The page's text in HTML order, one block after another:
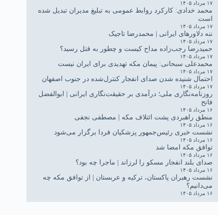
۱۷ مرداد ۱۴۰۵
محمد خدادی: کارکرد روابط عمومی به تبلیغ مدیران تبدیل شده
است
۱۷ مرداد ۱۴۰۵
ننه دلاورهای ایرانی | محمدرضا تاجیک
۱۷ مرداد ۱۴۰۵
حمیدرضا رجب‌زاده مداح کیست و چطور به قتل رسید؟
۱۷ مرداد ۱۴۰۵
محمدعلی سبحانی: پیمان مکه تهدیدی برای ایران نیست
۱۷ مرداد ۱۴۰۵
احتمال شنیده شدن صدای انفجار کنترل‌شده در جنوب اصفهان
۱۷ مرداد ۱۴۰۵
روزنامه‌نگاری ملی؛ درآمدی بر حقیقت‌نگاری ایرانی | ابوالفضل
فاتح
۱۶ مرداد ۱۴۰۵
منطق راهبردی پشت ائتلاف مکه | مصطفی نجفی
۱۶ مرداد ۱۴۰۵
نشست خبری رئیس‌جمهور پزشکیان فردا برگزار می‌شود
۱۶ مرداد ۱۴۰۵
توافق مکه امضا شد
۱۶ مرداد ۱۴۰۵
صدای بلند انفجار مسکو را لرزاند | ماجرا چه بود؟
۱۶ مرداد ۱۴۰۵
نشست رهبران پاکستان، ترکیه و عربستان | از توافق مکه چه
می‌دانیم؟
۱۶ مرداد ۱۴۰۵